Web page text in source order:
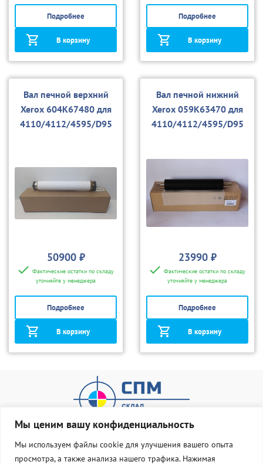
Мы ценим вашу конфиденциальность
Мы используем файлы cookie для улучшения вашего опыта
просмотра, а также анализа нашего трафика. Нажимая
Подробнее
В корзину
Подробнее
В корзину
Вал печной верхний
Xerox 604K67480 для
4110/4112/4595/D95
50900 ₽
Фактические остатки по складу
уточняйте у менеджера
Подробнее
В корзину
Вал печной нижний
Xerox 059K63470 для
4110/4112/4595/D95
23990 ₽
Фактические остатки по складу
уточняйте у менеджера
Подробнее
В корзину
О нас Оплата и доставка